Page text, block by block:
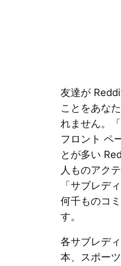
友達が
ことをあな
れません。
フロント ペ
とが多い
人ものアク
「サブレデ
何千ものコ
す。
各サブレデ
本、スポー